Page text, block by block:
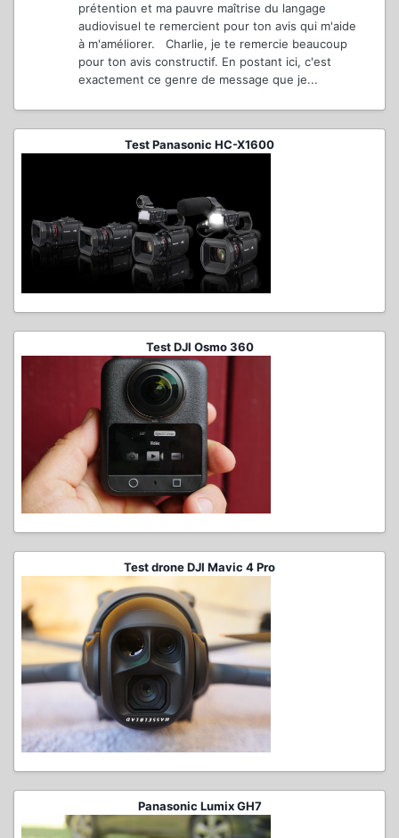
prétention et ma pauvre maîtrise du langage
audiovisuel te remercient pour ton avis qui m'aide
à m'améliorer. Charlie, je te remercie beaucoup
pour ton avis constructif. En postant ici, c'est
exactement ce genre de message que je...
Test Panasonic HC-X1600
Test DJI Osmo 360
Test drone DJI Mavic 4 Pro
Panasonic Lumix GH7